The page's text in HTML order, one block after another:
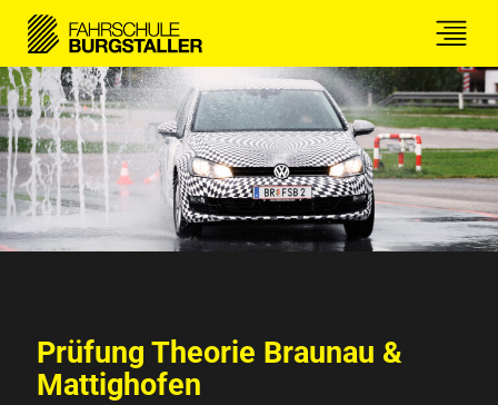
Prüfung Theorie Braunau &
Mattighofen